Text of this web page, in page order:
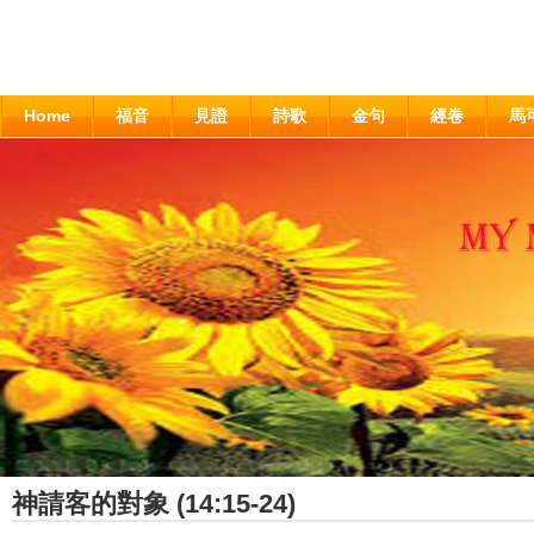
Home 福音 見證 詩歌 金句 經卷 馬
神請客的對象 (14:15-24)